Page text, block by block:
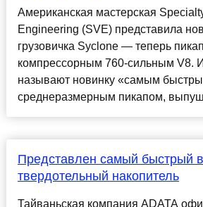
Американская мастерская
Engineering (SVE) представила
грузовичка Syclone — теперь
компрессорным 760-сильным V8.
называют новинку «самым
среднеразмерным пикапом,
Представлен самый быстрый
твердотельный накопитель
Тайваньская компания ADATA